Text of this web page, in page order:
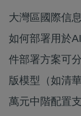
大灣區國際信
如何部署用於
件部署方案可
版模型（如清
萬元中階配置